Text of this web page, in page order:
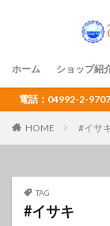
ホーム ショップ紹
電話：04992-2-9707
HOME #イサ
TAG
#イサキ